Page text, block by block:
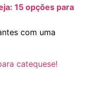
15 opções para
com uma